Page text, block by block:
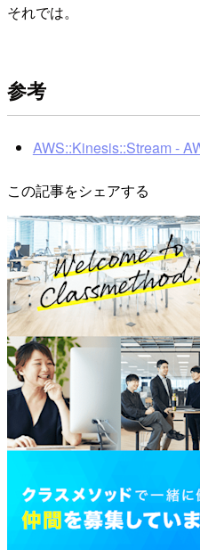
それでは。
参考
AWS::Kinesis::Stream -
この記事をシェアする